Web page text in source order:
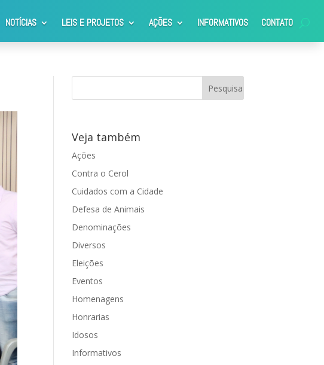
NOTÍCIAS LEIS E PROJETOS AÇÕES INFORMATIVOS CONTATO
Veja também
Ações
Contra o Cerol
Cuidados com a Cidade
Defesa de Animais
Denominações
Diversos
Eleições
Eventos
Homenagens
Honrarias
Idosos
Informativos